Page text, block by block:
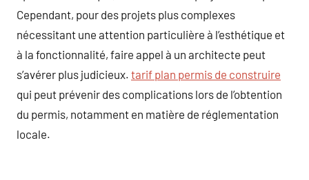
Cependant, pour des projets plus complexes
nécessitant une attention particulière à l’esthétique et
à la fonctionnalité, faire appel à un architecte peut
s’avérer plus judicieux. tarif plan permis de construire
qui peut prévenir des complications lors de l’obtention
du permis, notamment en matière de réglementation
locale.